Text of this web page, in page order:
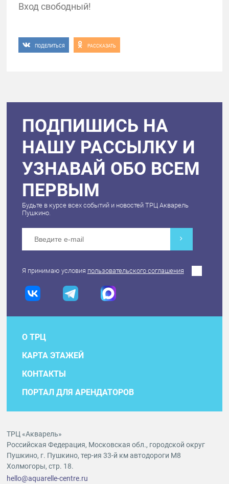
Вход свободный!
ПОДЕЛИТЬСЯ РАССКАЗАТЬ
ПОДПИШИСЬ НА
НАШУ РАССЫЛКУ И
УЗНАВАЙ ОБО ВСЕМ
ПЕРВЫМ
Будьте в курсе всех событий и новостей ТРЦ Акварель
Пушкино.
Я принимаю условия пользовательского соглашения
О ТРЦ
КАРТА ЭТАЖЕЙ
КОНТАКТЫ
ПОРТАЛ ДЛЯ АРЕНДАТОРОВ
ТРЦ «Акварель»
Российская Федерация, Московская обл., городской округ
Пушкино, г. Пушкино, тер-ия 33-й км автодороги М8
Холмогоры, стр. 18.
hello@aquarelle-centre.ru